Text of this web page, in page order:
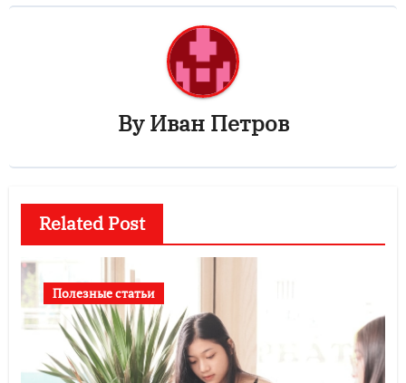
ByИван Петров
Related Post
Полезные статьи